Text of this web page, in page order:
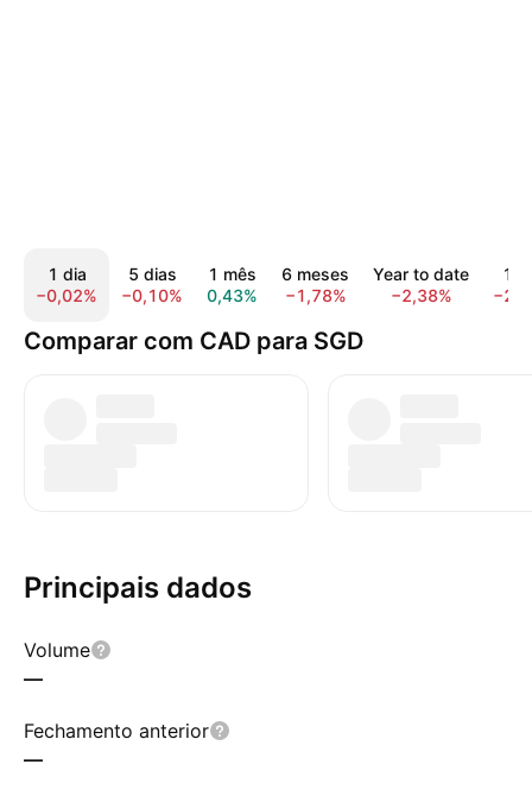
1 dia
−0,02%
5 dias
−0,10%
1 mês
0,43%
6 meses
−1,78%
Year to date
−2,38%
1
Comparar com CAD para SGD
Principais dados
Volume
—
Fechamento anterior
—